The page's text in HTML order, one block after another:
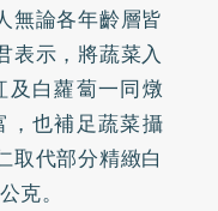
無論各年齡層皆
表示，將蔬菜入
及白蘿蔔一同燉
，也補足蔬菜攝
取代部分精緻白
克。